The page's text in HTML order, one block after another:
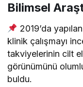
Bilimsel
2019’da
klinik çalışmayı
takviyelerinin cilt
görünümünü
buldu.